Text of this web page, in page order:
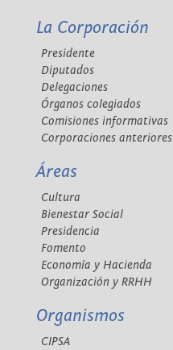
La Corporación
Presidente
Diputados
Delegaciones
Órganos colegiados
Comisiones informativas
Corporaciones anteriores
Áreas
Cultura
Bienestar Social
Presidencia
Fomento
Economía y Hacienda
Organización y RRHH
Organismos
CIPSA